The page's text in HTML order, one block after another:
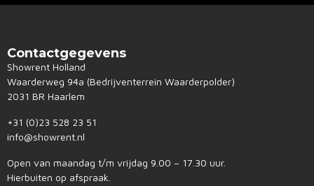
Contactgegevens
Showrent Holland
Waarderweg 94a (Bedrijventerrein Waarderpolder)
2031 BR Haarlem
+31 (0)23 528 23 51
info@showrent.nl
Open van maandag t/m vrijdag 9.00 – 17.30 uur.
Hierbuiten op afspraak.